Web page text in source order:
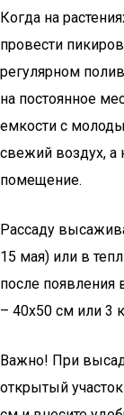
Когда на
провести
регулярном
на постоянное
емкости с
свежий воздух, а
помещение.
Рассаду
15 мая) или в
после появления
– 40х50 см или 3
Важно! При
открытый